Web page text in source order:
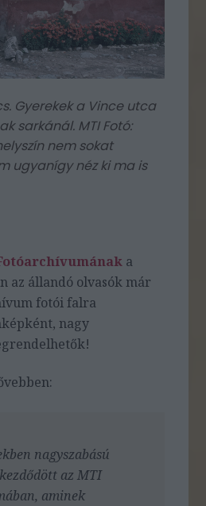
Gyerekek a Vince utca
sarkánál. MTI Fotó:
nem sokat
ugyanígy néz ki ma is
a
az állandó olvasók már
fotói falra
nagy
nagyszabású
az MTI
aminek